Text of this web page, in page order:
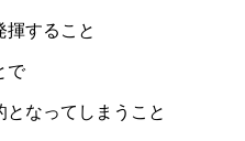
揮すること
で
なってしまうこと